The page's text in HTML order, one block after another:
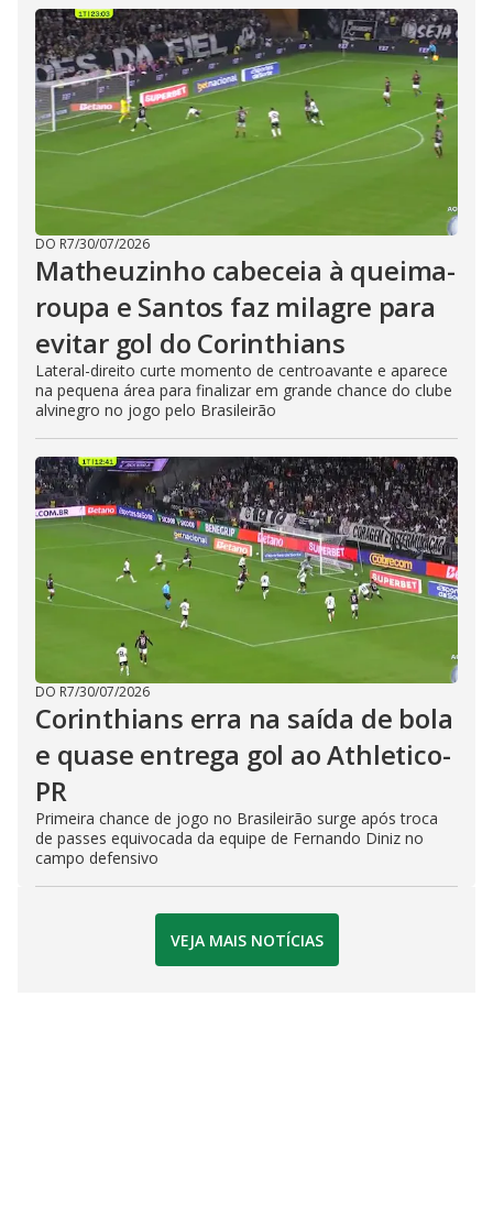
DO R7/30/07/2026
Matheuzinho cabeceia à queima-
roupa e Santos faz milagre para
evitar gol do Corinthians
Lateral-direito curte momento de centroavante e aparece
na pequena área para finalizar em grande chance do clube
alvinegro no jogo pelo Brasileirão
DO R7/30/07/2026
Corinthians erra na saída de bola
e quase entrega gol ao Athletico-
PR
Primeira chance de jogo no Brasileirão surge após troca
de passes equivocada da equipe de Fernando Diniz no
campo defensivo
VEJA MAIS NOTÍCIAS